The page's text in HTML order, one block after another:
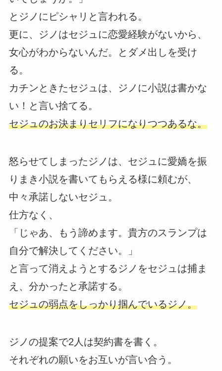
とジノにピシャリと言われる。
更に、ジノはセジュに恋愛経験がないから、
女心がわからないんだ。とダメ出しを受け
る。
カチンときたセジュは、ジノに小説は書かな
い！と言い捨てる。
セジュのお決まりセリフになりつつあるな。
怒らせてしまったジノは、セジュに愛嬌を振
りまき小説を書いてもらえる様に頼むが、
中々承諾しないセジュ。
仕方なく、
「じゃあ、もう諦めます。貴方のスランプは
自分で解決してください。」
と言って消えようとするジノをセジュは捕ま
え、分かったと承諾する。
セジュの弱点をしっかり掴んでいるジノ。
ジノの提案で2人は契約書を書く。
それぞれの願いをお互いが言い合う。